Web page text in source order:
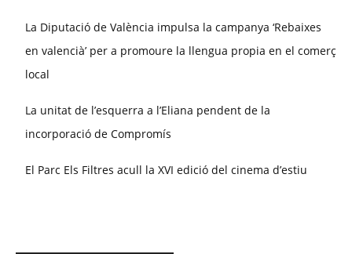
La Diputació de València impulsa la campanya ‘Rebaixes
en valencià’ per a promoure la llengua propia en el comerç
local
La unitat de l’esquerra a l’Eliana pendent de la
incorporació de Compromís
El Parc Els Filtres acull la XVI edició del cinema d’estiu